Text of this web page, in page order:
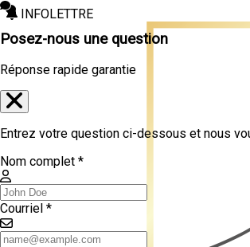
INFOLETTRE
Posez-nous une question
Réponse rapide garantie
Entrez votre question ci-dessous et nous
Nom complet *
Courriel *